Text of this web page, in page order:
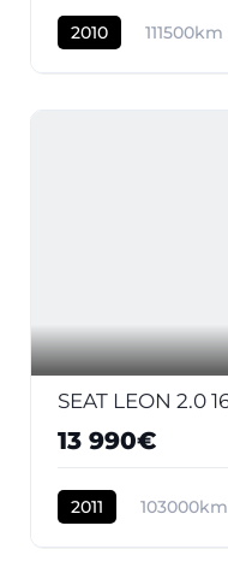
2010 111500km
13 990€
2011 103000km